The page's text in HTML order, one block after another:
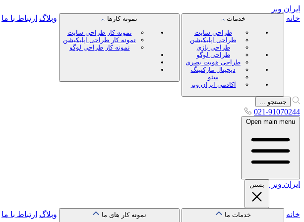
ایران وبر
خانه
خدمات
طراحی سایت
طراحی اپلیکیشن
طراحی بازی
طراحی لوگو
طراحی هویت بصری
دیجیتال مارکتینگ
سئو
آکادمی ایران وبر
نمونه کارها
نمونه کار طراحی سایت
نمونه کار طراحی اپلیکیشن
نمونه کار طراحی لوگو
وبلاگ ارتباط با ما
جستجو ...
021-91070244
Open main menu
ایران وبر بستن
خانه
خدمات ما
نمونه کار های ما
وبلاگ ارتباط با ما